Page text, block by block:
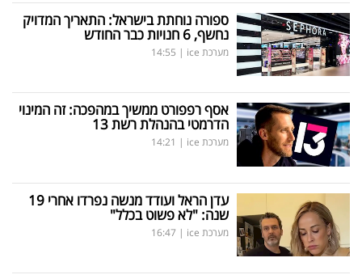
ספורה נוחתת בישראל: התאריך המדויק
נחשף, 6 חנויות כבר החודש
מערכת ice |
14:55
אסף רפפורט ממשיך במהפכה: זה המינוי
הדרמטי בהנהלת רשת 13
מערכת ice |
14:21
עדן הראל ועודד מנשה נפרדו אחרי 19
שנה: "לא פשוט בכלל"
מערכת ice |
16:47